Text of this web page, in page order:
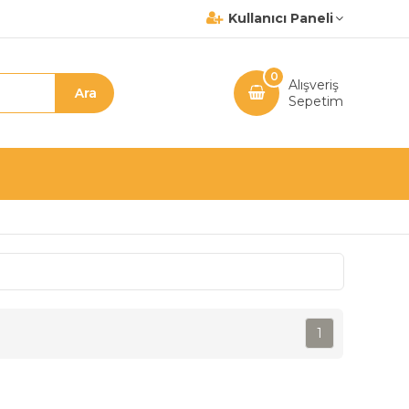
Kullanıcı Paneli
Alışveriş
Sepetim
0
1